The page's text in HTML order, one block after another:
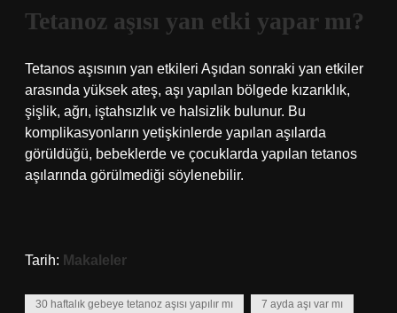
Tetanoz aşısı yan etki yapar mı?
Tetanos aşısının yan etkileri Aşıdan sonraki yan etkiler
arasında yüksek ateş, aşı yapılan bölgede kızarıklık,
şişlik, ağrı, iştahsızlık ve halsizlik bulunur. Bu
komplikasyonların yetişkinlerde yapılan aşılarda
görüldüğü, bebeklerde ve çocuklarda yapılan tetanos
aşılarında görülmediği söylenebilir.
Tarih: Makaleler
30 haftalık gebeye tetanoz aşısı yapılır mı 7 ayda aşı var mı